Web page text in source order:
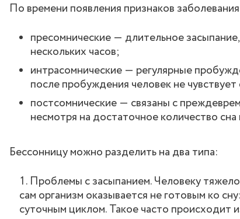
По времени появления признаков
пресомнические ― длительное
нескольких часов;
интрасомнические ― регулярные
после пробуждения человек не
постсомнические ― связаны с
несмотря на достаточное количество сна
Бессонницу можно разделить на два типа:
Проблемы с засыпанием. Человеку
сам организм оказывается не готовым ко
суточным циклом. Такое часто происходит